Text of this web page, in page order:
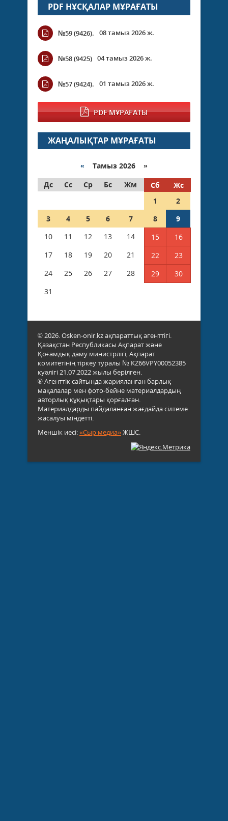
PDF НҰСҚАЛАР МҰРАҒАТЫ
№59 (9426). 08 тамыз 2026 ж.
№58 (9425) 04 тамыз 2026 ж.
№57 (9424). 01 тамыз 2026 ж.
PDF МҰРАҒАТЫ
ЖАҢАЛЫҚТАР МҰРАҒАТЫ
« Тамыз 2026 »
Дс
Сс Ср Бс Жм Сб
Жс
1
2
3
4 5 6 7 8
9
10
11 12 13 14 15
16
17
18 19 20 21 22
23
24
25 26 27 28 29
30
31
© 2026. Osken-onir.kz ақпараттық агенттігі.
Қазақстан Республикасы Ақпарат және
Қоғамдық даму министрлігі, Ақпарат
комитетінің тіркеу туралы № KZ66VPY00052385
куәлігі 21.07.2022 жылы берілген.
® Агенттік сайтында жарияланған барлық
мақалалар мен фото-бейне материалдардың
авторлық құқықтары қорғалған.
Материалдарды пайдаланған жағдайда сілтеме
жасалуы міндетті.
Меншік иесі:«Сыр медиа»ЖШС.